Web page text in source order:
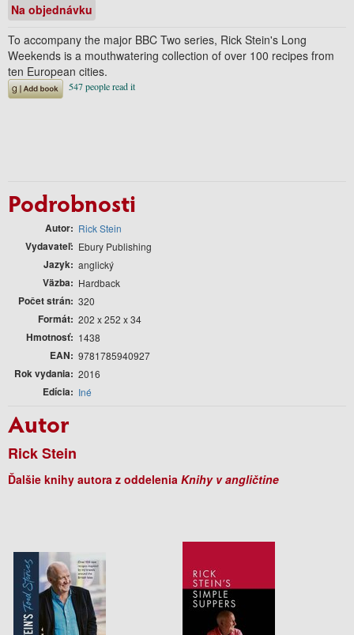
Na objednávku
To accompany the major BBC Two series, Rick Stein's Long
Weekends is a mouthwatering collection of over 100 recipes from
ten European cities.
Podrobnosti
Autor Rick Stein
Vydavateľ Ebury Publishing
Jazyk anglický
Väzba Hardback
Počet strán 320
Formát 202 x 252 x 34
Hmotnosť 1438
EAN 9781785940927
Rok vydania 2016
Edícia Iné
Autor
Rick Stein
Ďalšie knihy autora z oddelenia Knihy v angličtine